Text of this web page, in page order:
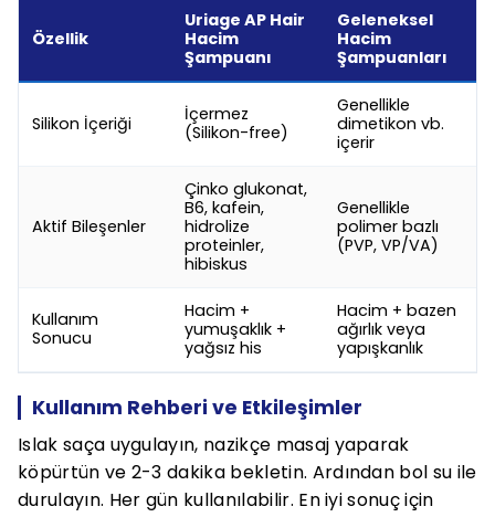
Özellik
Uriage AP Hair
Hacim
Şampuanı
Geleneksel
Hacim
Şampuanları
Silikon İçeriği
İçermez
(Silikon-free)
Genellikle
dimetikon vb.
içerir
Aktif Bileşenler
Çinko glukonat,
B6, kafein,
hidrolize
proteinler,
hibiskus
Genellikle
polimer bazlı
(PVP, VP/VA)
Kullanım
Sonucu
Hacim +
yumuşaklık +
yağsız his
Hacim + bazen
ağırlık veya
yapışkanlık
Kullanım Rehberi ve Etkileşimler
Islak saça uygulayın, nazikçe masaj yaparak
köpürtün ve 2-3 dakika bekletin. Ardından bol su ile
durulayın. Her gün kullanılabilir. En iyi sonuç için